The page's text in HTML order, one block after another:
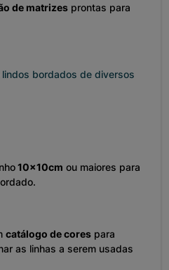
de matrizes prontas para
bordados de diversos
10x10cm ou maiores para
catálogo de cores para
as linhas a serem usadas